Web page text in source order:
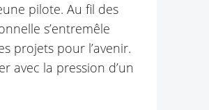
pilote. Au fil des
s’entremêle
projets pour l’avenir.
avec la pression d’un